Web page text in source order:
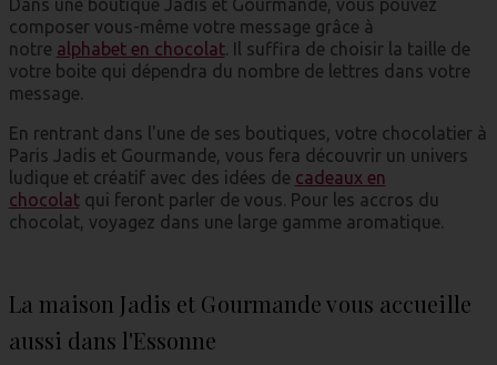
Dans une boutique Jadis et Gourmande, vous pouvez
composer vous-même votre message grâce à
notre alphabet en chocolat. Il suffira de choisir la taille de
votre boite qui dépendra du nombre de lettres dans votre
message.
En rentrant dans l'une de ses boutiques, votre chocolatier à
Paris Jadis et Gourmande, vous fera découvrir un univers
ludique et créatif avec des idées de cadeaux en
chocolatqui feront parler de vous. Pour les accros du
chocolat, voyagez dans une large gamme aromatique.
La maison Jadis et Gourmande vous accueille
aussi dans l'Essonne